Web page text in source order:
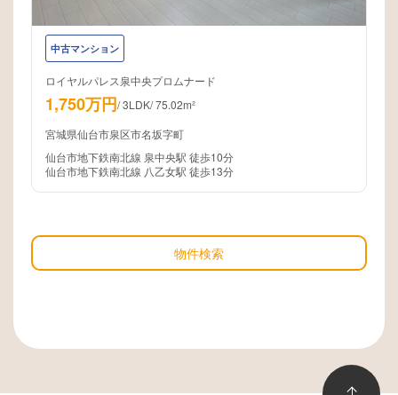
中古マンション
ロイヤルパレス泉中央プロムナード
1,750万円/3LDK/75.02m²
宮城県仙台市泉区市名坂字町
仙台市地下鉄南北線 泉中央駅 徒歩10分
仙台市地下鉄南北線 八乙女駅 徒歩13分
物件検索